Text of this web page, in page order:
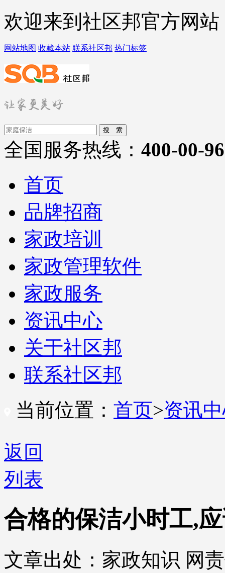
欢迎来到社区邦官方网站
网站地图 收藏本站 联系社区邦 热门标签
搜 索
全国服务热线： 400-00-
首页
品牌招商
家政培训
家政管理软件
家政服务
资讯中心
关于社区邦
联系社区邦
当前位置： 首页>资讯
返回
列表
合格的保洁小时工,
文章出处：家政知识 网